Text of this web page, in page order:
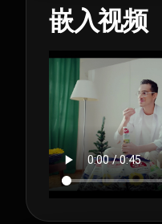
嵌入视频